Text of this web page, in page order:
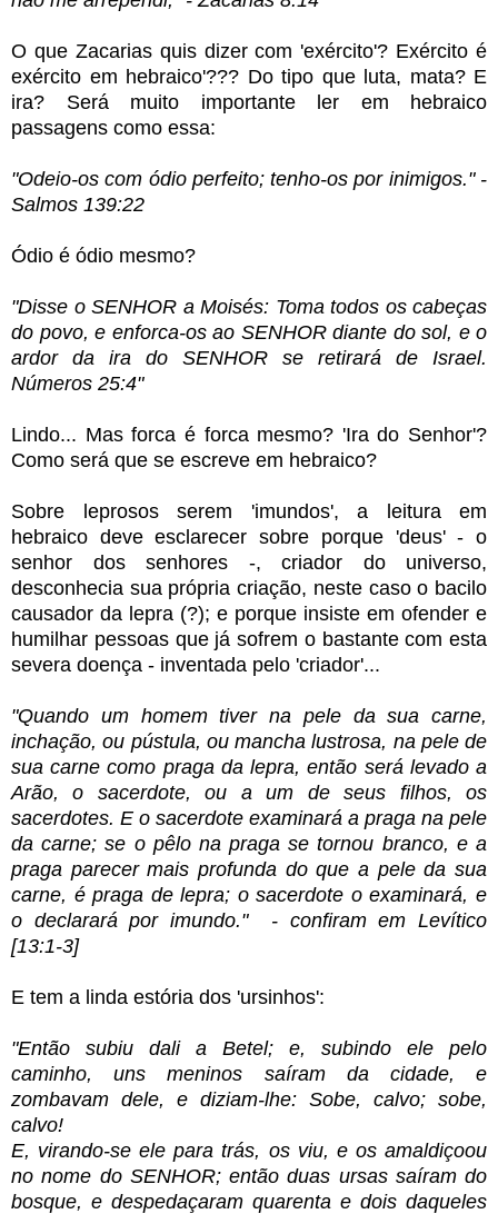
O que Zacarias quis dizer com 'exército'? Exército é
exército em hebraico'??? Do tipo que luta, mata? E
ira? Será muito importante ler em hebraico
passagens como essa:
"Odeio-os com ódio perfeito; tenho-os por inimigos." -
Salmos 139:22
Ódio é ódio mesmo?
"Disse o SENHOR a Moisés: Toma todos os cabeças
do povo, e enforca-os ao SENHOR diante do sol, e o
ardor da ira do SENHOR se retirará de Israel.
Números 25:4"
Lindo... Mas forca é forca mesmo? 'Ira do Senhor'?
Como será que se escreve em hebraico?
Sobre leprosos serem 'imundos', a leitura em
hebraico deve esclarecer sobre porque 'deus' - o
senhor dos senhores -, criador do universo,
desconhecia sua própria criação, neste caso o bacilo
causador da lepra (?); e porque insiste em ofender e
humilhar pessoas que já sofrem o bastante com esta
severa doença - inventada pelo 'criador'...
"Quando um homem tiver na pele da sua carne,
inchação, ou pústula, ou mancha lustrosa, na pele de
sua carne como praga da lepra, então será levado a
Arão, o sacerdote, ou a um de seus filhos, os
sacerdotes. E o sacerdote examinará a praga na pele
da carne; se o pêlo na praga se tornou branco, e a
praga parecer mais profunda do que a pele da sua
carne, é praga de lepra; o sacerdote o examinará, e
o declarará por imundo." - confiram em Levítico
[13:1-3]
E tem a linda estória dos 'ursinhos':
"Então subiu dali a Betel; e, subindo ele pelo
caminho, uns meninos saíram da cidade, e
zombavam dele, e diziam-lhe: Sobe, calvo; sobe,
calvo!
E, virando-se ele para trás, os viu, e os amaldiçoou
no nome do SENHOR; então duas ursas saíram do
bosque, e despedaçaram quarenta e dois daqueles